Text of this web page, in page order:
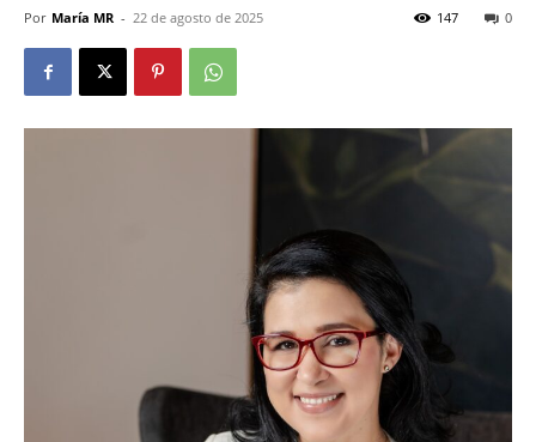
Por María MR - 22 de agosto de 2025 0
147